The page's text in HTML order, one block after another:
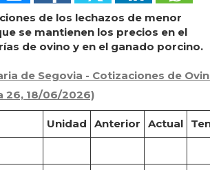
de los lechazos de menor
se mantienen los precios en el
de ovino y en el ganado porcino.
de Segovia - Cotizaciones de
26, 18/06/2026)
Unidad Anterior Actual